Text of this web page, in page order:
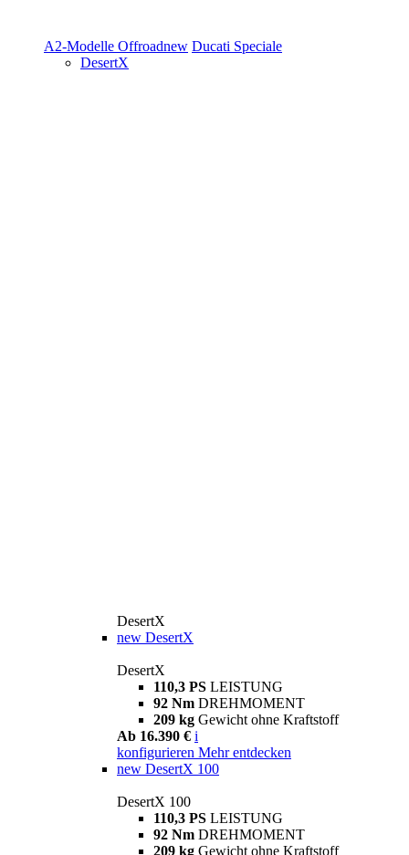
A2-Modelle Offroadnew Ducati Speciale
DesertX
DesertX
new DesertX
DesertX
110,3 PS LEISTUNG
92 Nm DREHMOMENT
209 kg Gewicht ohne Kraftstoff
Ab 16.390 € i
konfigurieren Mehr entdecken
new DesertX 100
DesertX 100
110,3 PS LEISTUNG
92 Nm DREHMOMENT
209 kg Gewicht ohne Kraftstoff